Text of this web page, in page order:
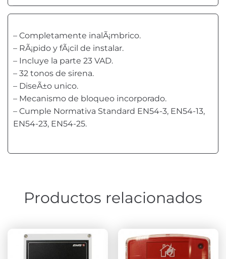
– Completamente inalÃ¡mbrico.
– RÃ¡pido y fÃ¡cil de instalar.
– Incluye la parte 23 VAD.
– 32 tonos de sirena.
– DiseÃ±o unico.
– Mecanismo de bloqueo incorporado.
– Cumple Normativa Standard EN54-3, EN54-13,
EN54-23, EN54-25.
Productos relacionados